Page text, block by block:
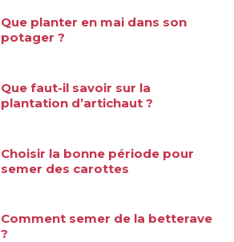
Que planter en mai dans son
potager ?
Que faut-il savoir sur la
plantation d’artichaut ?
Choisir la bonne période pour
semer des carottes
Comment semer de la betterave
?